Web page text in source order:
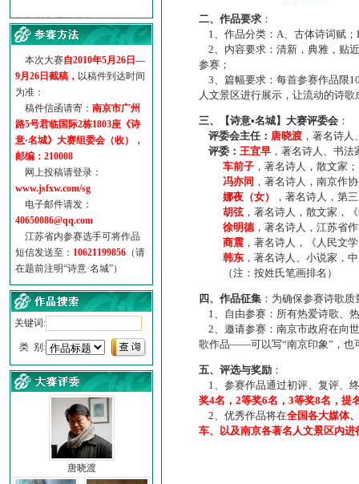
·【诗意·名城】地铁展示作...
诗意名城·地铁时间
地铁完美呈现【诗意·名城...
参赛作品多达5000多首
“诗意·名城”晒诗会
特别通知--致广大诗词爱好...
本次大赛自2010年5月26日—
9月26日截稿， 以稿件到达时间
为准：
稿件信函请寄： 南京市广州
路5号君临国际2栋1803座《诗
意·名城》大赛组委会（收），
邮编：210008
网上投稿请登录：
www.jsfxw.com/sg
电子邮件请发：
40650086@qq.com
江苏省内参赛选手可将作品
短信发送至： 10621199856 （请
在题前注明“诗意·名城”）
关键词:
类 别:
唐晓渡
二、作品要求 ：
1、作品分类：A、古体诗词赋；
2、内容要求：清新，典雅，贴
参赛；
3、篇幅要求：每首参赛作品限
人文景区进行展示，让流动的诗
三、【诗意•名城】大赛评委会 ：
评委会主任： 唐晓渡 ，著名诗
评委： 王宜早 ，著名诗人、书
车前子 ，著名诗人，散文家；
冯亦同 ，著名诗人，南京作
娜夜（女）
，著名诗人，第
胡弦，著名诗人，散文家，
徐明德，著名诗人，江苏省
商震 ，著名诗人，《人民文
韩东 ，著名诗人、小说家，
（注：按姓氏笔画排名）
四、作品征集 ：为确保参赛诗歌
1、自由参赛：所有热爱诗歌、
2、邀请参赛：南京市政府在向
歌作品——可以写“南京印象”，也
五、评选与奖励 ：
1、参赛作品通过初评、复评、
奖4名，2等奖6名，3等奖8名，提
2、优秀作品将在全国各大媒体
车、以及南京各著名人文景区内进